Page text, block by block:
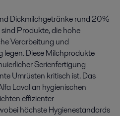
Dickmilchgetränke rund 20%
Produkte, die hohe
Verarbeitung und
Diese Milchprodukte
Serienfertigung
Umrüsten kritisch ist. Das
Laval an hygienischen
effizienter
höchste Hygienestandards